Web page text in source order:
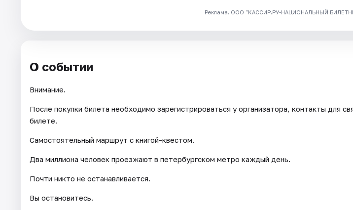
Реклама. ООО "КАССИР.РУ-НАЦИОНАЛЬНЫЙ
О событии
Внимание.
После покупки билета необходимо зарегистрироваться у организатора, контакты для
билете.
Самостоятельный маршрут с книгой-квестом.
Два миллиона человек проезжают в петербургском метро каждый день.
Почти никто не останавливается.
Вы остановитесь.